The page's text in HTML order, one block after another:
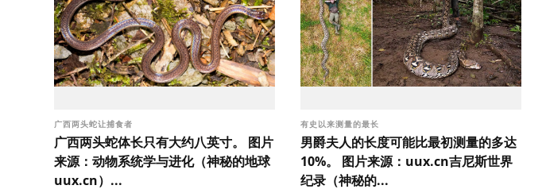
广西两头蛇让捕食者
广西两头蛇体长只有大约八英寸。 图片
来源：动物系统学与进化（神秘的地球
uux.cn）...
有史以来测量的最长
男爵夫人的长度可能比最初测量的多达
10%。 图片来源：uux.cn吉尼斯世界
纪录（神秘的...